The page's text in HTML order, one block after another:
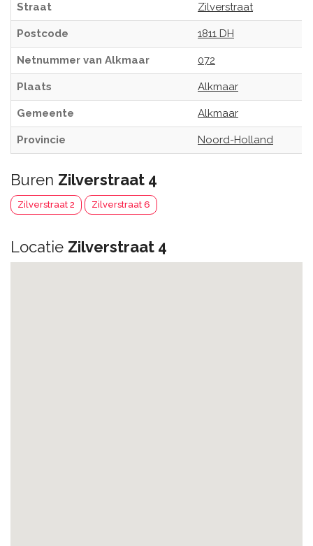
Straat Zilverstraat
Postcode 1811 DH
Netnummer van Alkmaar 072
Plaats Alkmaar
Gemeente Alkmaar
Provincie Noord-Holland
Buren Zilverstraat 4
Zilverstraat 2 Zilverstraat 6
Locatie Zilverstraat 4